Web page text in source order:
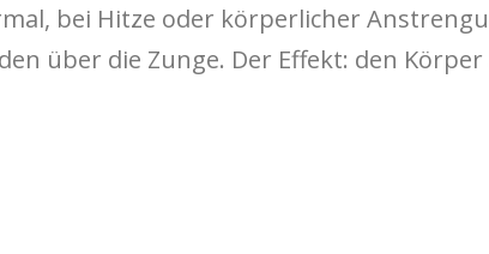
bei Hitze oder körperlicher
über die Zunge. Der Effekt: den